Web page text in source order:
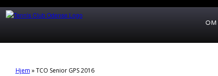
OM
Hjem »TCO Senior GPS 2016